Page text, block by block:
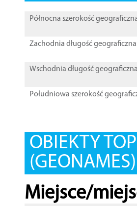
Północna szerokość
Zachodnia długość
Wschodnia długość
Południowa szerokość
OBIEKTY
Miejsce/